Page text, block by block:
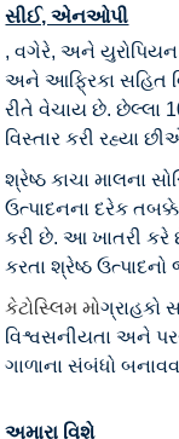
સીઈ, એનઓપી
, વગેરે, અને
અને આફ્રિકા સહિત
રીતે વેચાય છે. છેલ્લા
વિસ્તાર કરી રહ્યા
શ્રેષ્ઠ કાચા માલના
ઉત્પાદનના દરેક
કરી છે. આ ખાતરી કરે
કરતા શ્રેષ્ઠ
કેટોસ્લિમ મોગ્રાહકો
વિશ્વસનીયતા અને
ગાળાના સંબંધો
અમારા વિશે